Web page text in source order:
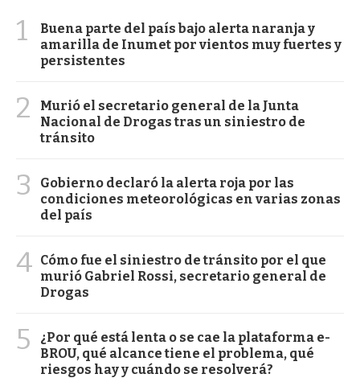
1
Buena parte del país bajo alerta naranja y
amarilla de Inumet por vientos muy fuertes y
persistentes
2
Murió el secretario general de la Junta
Nacional de Drogas tras un siniestro de
tránsito
3
Gobierno declaró la alerta roja por las
condiciones meteorológicas en varias zonas
del país
4 Cómo fue el siniestro de tránsito por el que
murió Gabriel Rossi, secretario general de
Drogas
5
¿Por qué está lenta o se cae la plataforma e-
BROU, qué alcance tiene el problema, qué
riesgos hay y cuándo se resolverá?